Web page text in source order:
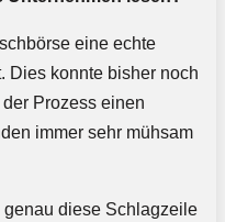
eine echte
Dies konnte bisher noch
Prozess einen
immer sehr mühsam
diese Schlagzeile